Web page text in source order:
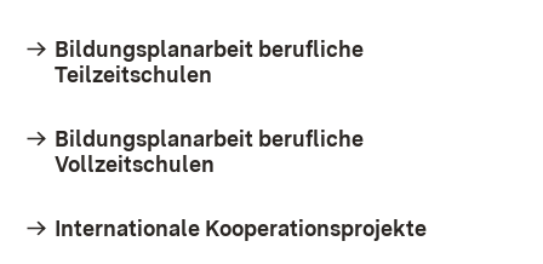
Bildungsplanarbeit berufliche
Teilzeitschulen
Bildungsplanarbeit berufliche
Vollzeitschulen
Internationale Kooperationsprojekte